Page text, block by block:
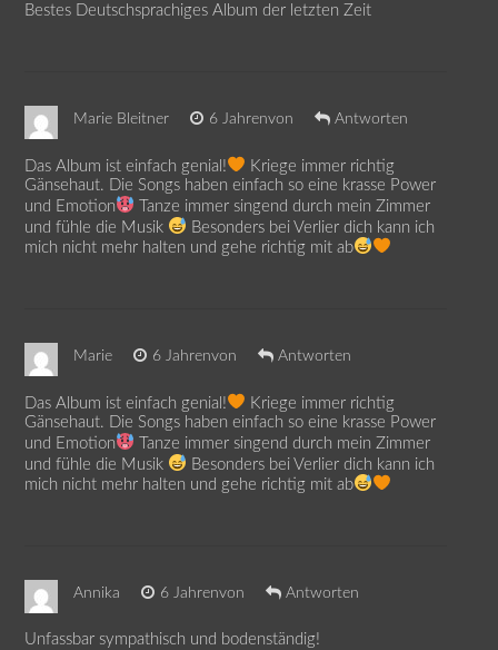
Bestes Deutschsprachiges Album der letzten Zeit
Marie Bleitner 6 Jahrenvon Antworten
Das Album ist einfach genial!
Kriege immer richtig
Gänsehaut. Die Songs haben einfach so eine krasse Power
und Emotion
Tanze immer singend durch mein Zimmer
und fühle die Musik
Besonders bei Verlier dich kann ich
mich nicht mehr halten und gehe richtig mit ab
Marie 6 Jahrenvon Antworten
Das Album ist einfach genial!
Kriege immer richtig
Gänsehaut. Die Songs haben einfach so eine krasse Power
und Emotion
Tanze immer singend durch mein Zimmer
und fühle die Musik
Besonders bei Verlier dich kann ich
mich nicht mehr halten und gehe richtig mit ab
Annika 6 Jahrenvon Antworten
Unfassbar sympathisch und bodenständig!